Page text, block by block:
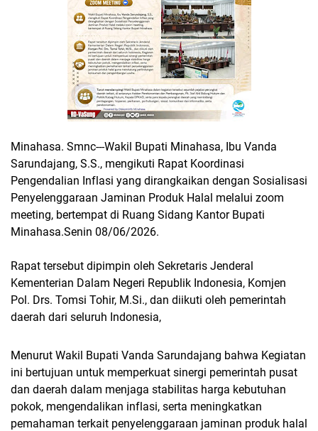
Minahasa. Smnc---Wakil Bupati Minahasa, Ibu Vanda
Sarundajang, S.S., mengikuti Rapat Koordinasi
Pengendalian Inflasi yang dirangkaikan dengan Sosialisasi
Penyelenggaraan Jaminan Produk Halal melalui zoom
meeting, bertempat di Ruang Sidang Kantor Bupati
Minahasa.Senin 08/06/2026.
Rapat tersebut dipimpin oleh Sekretaris Jenderal
Kementerian Dalam Negeri Republik Indonesia, Komjen
Pol. Drs. Tomsi Tohir, M.Si., dan diikuti oleh pemerintah
daerah dari seluruh Indonesia,
Menurut Wakil Bupati Vanda Sarundajang bahwa Kegiatan
ini bertujuan untuk memperkuat sinergi pemerintah pusat
dan daerah dalam menjaga stabilitas harga kebutuhan
pokok, mengendalikan inflasi, serta meningkatkan
pemahaman terkait penyelenggaraan jaminan produk halal